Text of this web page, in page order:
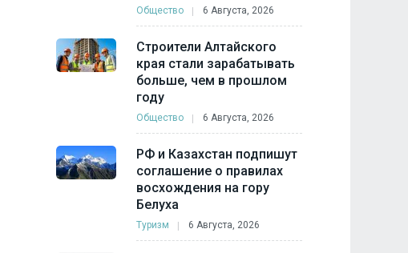
Общество 6 Августа, 2026
Строители Алтайского
края стали зарабатывать
больше, чем в прошлом
году
Общество 6 Августа, 2026
РФ и Казахстан подпишут
соглашение о правилах
восхождения на гору
Белуха
Туризм 6 Августа, 2026